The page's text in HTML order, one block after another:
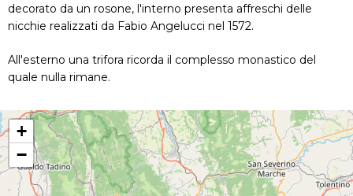
decorato da un rosone, l'interno presenta affreschi delle
nicchie realizzati da Fabio Angelucci nel 1572.
All'esterno una trifora ricorda il complesso monastico del
quale nulla rimane.
+
−